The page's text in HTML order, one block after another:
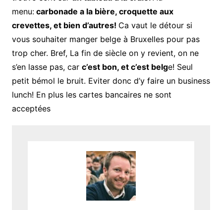
menu:carbonade a la bière, croquette aux
crevettes, et bien d’autres! Ca vaut le détour si
vous souhaiter manger belge à Bruxelles pour pas
trop cher. Bref, La fin de siècle on y revient, on ne
s’en lasse pas, car c’est bon, et c’est belge! Seul
petit bémol le bruit. Eviter donc d’y faire un business
lunch! En plus les cartes bancaires ne sont
acceptées